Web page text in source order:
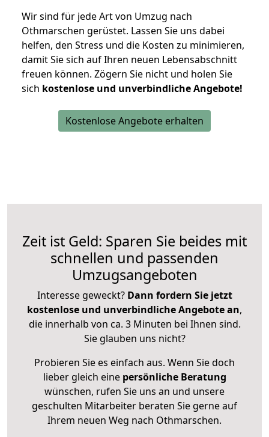
Wir sind für jede Art von Umzug nach
Othmarschen gerüstet. Lassen Sie uns dabei
helfen, den Stress und die Kosten zu minimieren,
damit Sie sich auf Ihren neuen Lebensabschnitt
freuen können. Zögern Sie nicht und holen Sie
sich kostenlose und unverbindliche Angebote!
Kostenlose Angebote erhalten
Zeit ist Geld: Sparen Sie beides mit
schnellen und passenden
Umzugsangeboten
Interesse geweckt? Dann fordern Sie jetzt
kostenlose und unverbindliche Angebote an,
die innerhalb von ca. 3 Minuten bei Ihnen sind.
Sie glauben uns nicht?
Probieren Sie es einfach aus. Wenn Sie doch
lieber gleich eine persönliche Beratung
wünschen, rufen Sie uns an und unsere
geschulten Mitarbeiter beraten Sie gerne auf
Ihrem neuen Weg nach Othmarschen.